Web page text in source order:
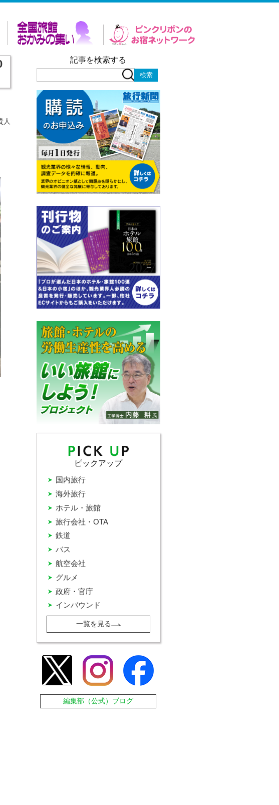
人
記事を検索する
ピックアップ
インバウンド
グルメ
バス
ホテル・旅館
国内旅行
政府・官庁
旅行会社・OTA
海外旅行
航空会社
鉄道
一覧を見る
編集部（公式）ブログ